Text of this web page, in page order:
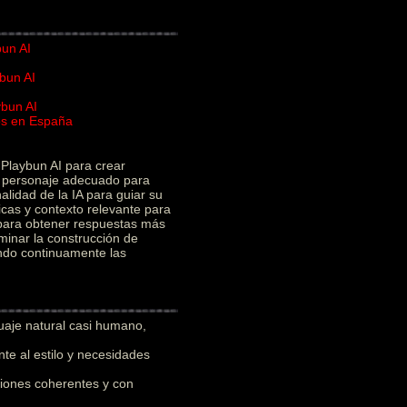
AI
AI
AI
en España
AI para crear
adecuado para
de la IA para guiar su
y contexto relevante para
obtener respuestas más
la construcción de
continuamente las
natural casi humano,
al estilo y necesidades
coherentes y con